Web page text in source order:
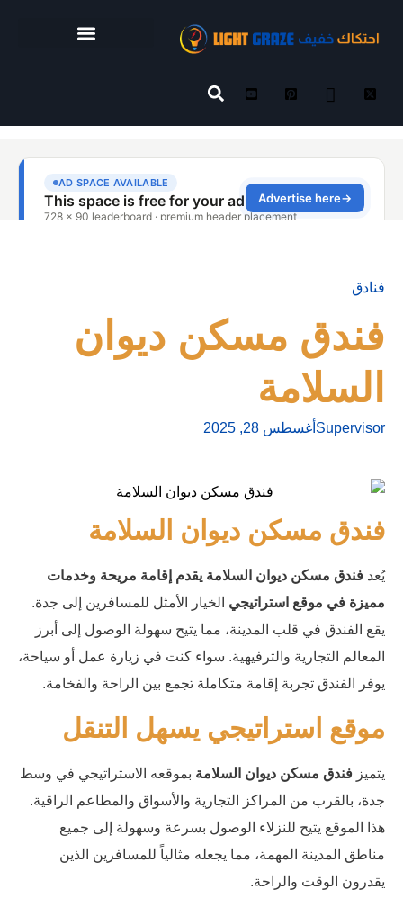
فنادق
فندق مسكن ديوان
السلامة
Supervisor أغسطس 28, 2025
فندق مسكن ديوان السلامة
يُعد فندق مسكن ديوان السلامة يقدم إقامة مريحة وخدمات
مميزة في موقع استراتيجي الخيار الأمثل للمسافرين إلى جدة.
يقع الفندق في قلب المدينة، مما يتيح سهولة الوصول إلى أبرز
المعالم التجارية والترفيهية. سواء كنت في زيارة عمل أو سياحة،
يوفر الفندق تجربة إقامة متكاملة تجمع بين الراحة والفخامة.
موقع استراتيجي يسهل التنقل
يتميز فندق مسكن ديوان السلامة بموقعه الاستراتيجي في وسط
جدة، بالقرب من المراكز التجارية والأسواق والمطاعم الراقية.
هذا الموقع يتيح للنزلاء الوصول بسرعة وسهولة إلى جميع
مناطق المدينة المهمة، مما يجعله مثالياً للمسافرين الذين
يقدرون الوقت والراحة.